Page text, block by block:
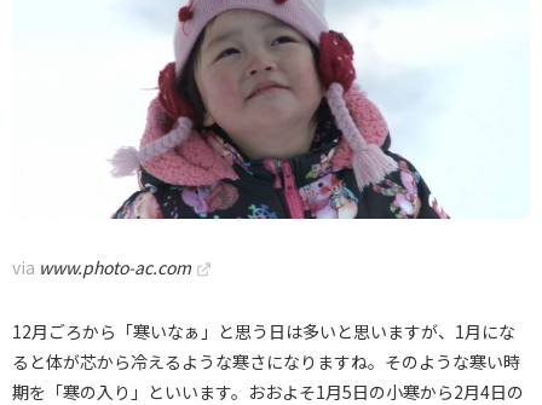
via www.photo-ac.com
12月ごろから「寒いなぁ」と思う日は多いと思いますが、1月にな
ると体が芯から冷えるような寒さになりますね。そのような寒い時
期を「寒の入り」といいます。おおよそ1月5日の小寒から2月4日の